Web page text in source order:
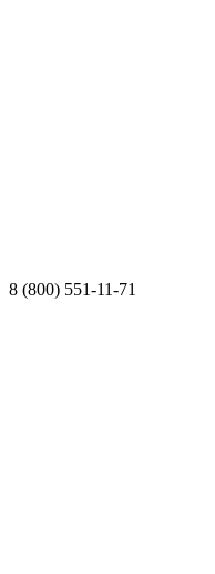
8 (800) 551-11-71